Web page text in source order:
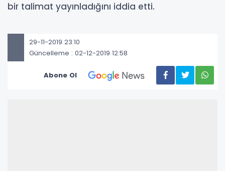
bir talimat yayınladığını iddia etti.
29-11-2019 23:10
Güncelleme : 02-12-2019 12:58
Abone Ol